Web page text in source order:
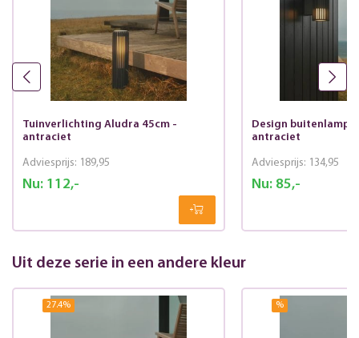
Tuinverlichting Aludra 45cm -
antraciet
Nu:112,-
Adviesprijs: 189,95
Design buitenlamp
antraciet
Nu:85,-
Adviesprijs: 134,95
Uit deze serie in een andere kleur
27.4% %